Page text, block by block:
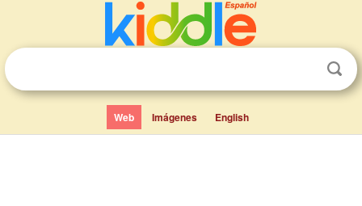
Web Imágenes English